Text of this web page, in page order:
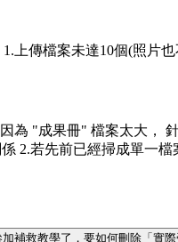
上傳檔案未達10個(照片
為 "成果冊" 檔案太大，
2.若先前已經掃成單一
補救教學了，要如何刪除「實